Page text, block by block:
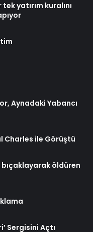
yatırım kuralını
Aynadaki Yabancı
Charles ile Görüştü
öldüren
Sergisini Açtı